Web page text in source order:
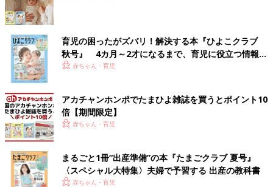
育児の困ったがズバリ！解決する本『ひよこクラブ
秋号』 4カ月～2才になるまで、育児に役立つ情報が
いっぱい！
赤ちゃん・育児
アカチャンホンポでたまひよ雑誌を買うとポイント10
倍【期間限定】
赤ちゃん・育児
まるごと1冊“出産準備”の本『たまごクラブ 夏号』
〈スペシャル大特集〉夫婦で予習する 出産の教科書
赤ちゃん・育児